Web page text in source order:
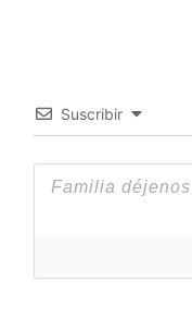
Suscribir